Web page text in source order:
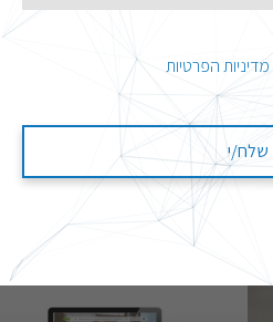
מדיניות הפרטיות